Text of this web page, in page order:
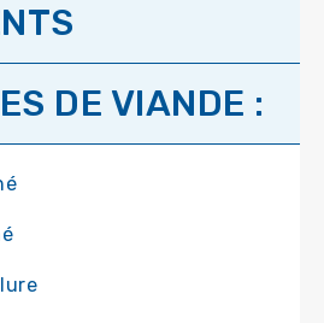
DE VIANDE :